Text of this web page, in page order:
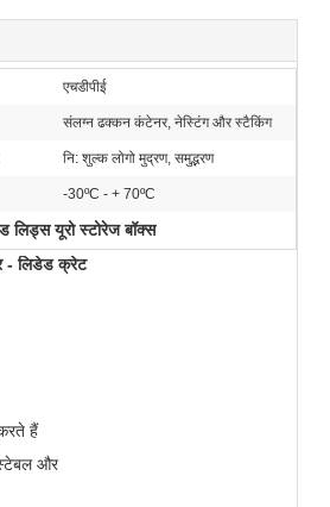
एचडीपीई
संलग्न ढक्कन कंटेनर, नेस्टिंग और स्टैकिंग
नि: शुल्क लोगो मुद्रण, समुद्भरण
-30ºC - + 70ºC
लिड्स यूरो स्टोरेज बॉक्स
- लिडेड क्रेट
हैं
और